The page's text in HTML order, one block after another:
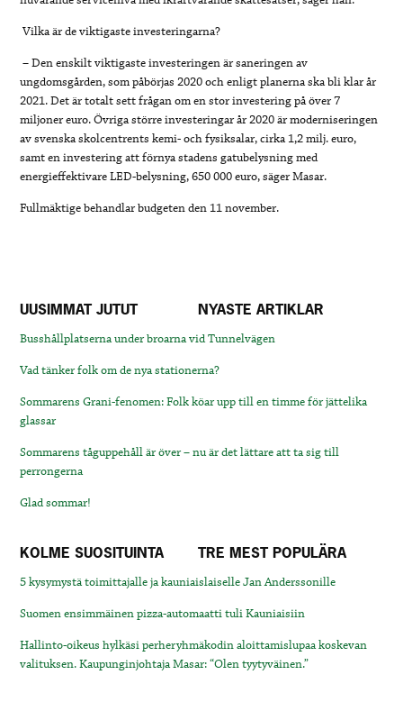
Vilka är de viktigaste investeringarna?
–Den enskilt viktigaste investeringen är saneringen av
ungdomsgården, som påbörjas 2020 och enligt planerna ska bli klar år
2021. Det är totalt sett frågan om en stor investering på över 7
miljoner euro. Övriga större investeringar år 2020 är moderniseringen
av svenska skolcentrents kemi- och fysiksalar, cirka 1,2 milj. euro,
samt en investering att förnya stadens gatubelysning med
energieffektivare LED-belysning, 650 000 euro, säger Masar.
Fullmäktige behandlar budgeten den 11 november.
UUSIMMAT JUTUT NYASTE ARTIKLAR
Busshållplatserna under broarna vid Tunnelvägen
Vad tänker folk om de nya stationerna?
Sommarens Grani-fenomen: Folk köar upp till en timme för jättelika
glassar
Sommarens tåguppehåll är över – nu är det lättare att ta sig till
perrongerna
Glad sommar!
KOLME SUOSITUINTA TRE MEST POPULÄRA
5 kysymystä toimittajalle ja kauniaislaiselle Jan Anderssonille
Suomen ensimmäinen pizza-automaatti tuli Kauniaisiin
Hallinto-oikeus hylkäsi perheryhmäkodin aloittamislupaa koskevan
valituksen. Kaupunginjohtaja Masar: “Olen tyytyväinen.”